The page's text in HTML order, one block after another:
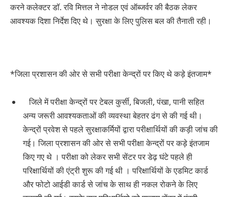
करने कलेक्टर डॉ. रवि मित्तल ने नोडल एवं ऑब्जर्वर की बैठक लेकर
आवश्यक दिशा निर्देश दिए थे। सुरक्षा के लिए पुलिस बल की तैनाती रही।
*जिला प्रशासन की ओर से सभी परीक्षा केन्द्रों पर किए थे कड़े इंतजाम*
जिले में परीक्षा केन्द्रों पर टेबल कुर्सी, बिजली, पंखा, पानी सहित
अन्य जरूरी आवश्यकताओं की व्यवस्था बेहतर ढंग से की गई थी।
केन्द्रों प्रवेश से पहले सुरक्षाकर्मियों द्वारा परीक्षार्थियों की कड़ी जांच की
गई। जिला प्रशासन की ओर से सभी परीक्षा केन्द्रों पर कड़े इंतजाम
किए गए थे । परीक्षा को लेकर सभी सेंटर पर डेढ़ घंटे पहले ही
परिक्षार्थियों की एंट्री शुरू की गई थी । परिक्षार्थियों के एडमिट कार्ड
और फोटो आईडी कार्ड से जांच के साथ ही नकल रोकने के लिए